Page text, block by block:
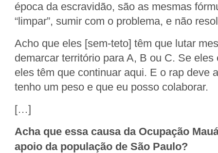
época da escravidão, são as mesmas
“limpar”, sumir com o problema, e não
Acho que eles [sem-teto] têm que lutar
demarcar território para A, B ou C. Se
eles têm que continuar aqui. E o rap deve
tenho um peso e que eu posso colaborar.
[…]
Acha que essa causa da Ocupação
apoio da população de São Paulo?